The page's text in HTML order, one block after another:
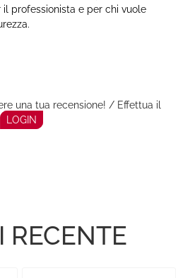
il professionista e per chi vuole
una tua recensione! / Effettua il
LOGIN
RECENTE